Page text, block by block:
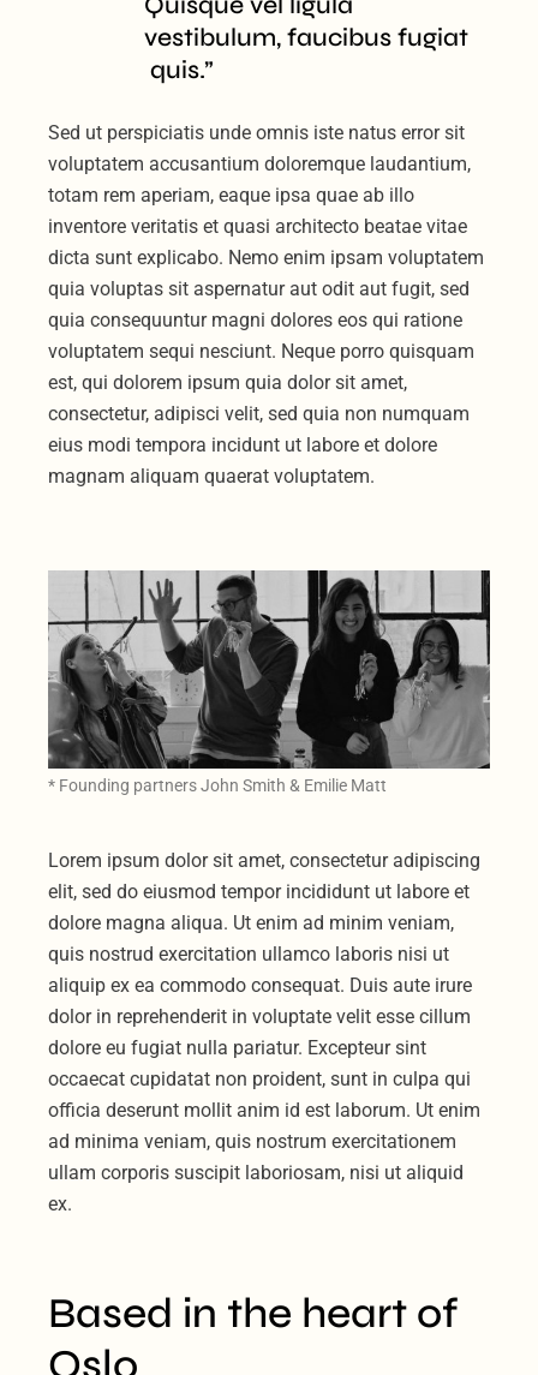
vestibulum, faucibus fugiat
quis.”
Sed ut perspiciatis unde omnis iste natus error sit
voluptatem accusantium doloremque laudantium,
totam rem aperiam, eaque ipsa quae ab illo
inventore veritatis et quasi architecto beatae vitae
dicta sunt explicabo. Nemo enim ipsam voluptatem
quia voluptas sit aspernatur aut odit aut fugit, sed
quia consequuntur magni dolores eos qui ratione
voluptatem sequi nesciunt. Neque porro quisquam
est, qui dolorem ipsum quia dolor sit amet,
consectetur, adipisci velit, sed quia non numquam
eius modi tempora incidunt ut labore et dolore
magnam aliquam quaerat voluptatem.
* Founding partners John Smith & Emilie Matt
Lorem ipsum dolor sit amet, consectetur adipiscing
elit, sed do eiusmod tempor incididunt ut labore et
dolore magna aliqua. Ut enim ad minim veniam,
quis nostrud exercitation ullamco laboris nisi ut
aliquip ex ea commodo consequat. Duis aute irure
dolor in reprehenderit in voluptate velit esse cillum
dolore eu fugiat nulla pariatur. Excepteur sint
occaecat cupidatat non proident, sunt in culpa qui
officia deserunt mollit anim id est laborum. Ut enim
ad minima veniam, quis nostrum exercitationem
ullam corporis suscipit laboriosam, nisi ut aliquid
ex.
Based in the heart of